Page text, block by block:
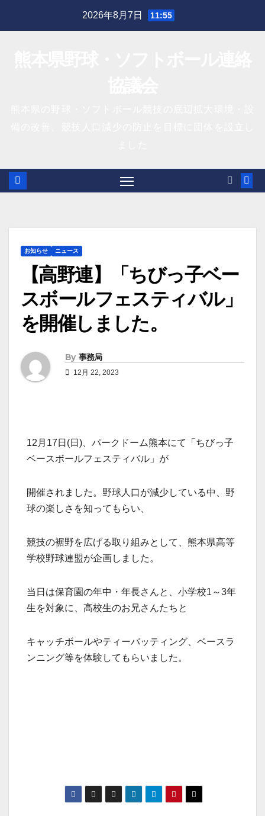
2026年8月7日 11:55
お知らせ ニュース
【高野連】「ちびっ子ベー
スボールフェスティバル」
を開催しました。
By 事務局
12月 22, 2023
12月17日(日)、パークドーム熊本にて「ちびっ子
ベースボールフェスティバル」が
開催されました。野球人口が減少している中、野
球の楽しさを知ってもらい、
競技の裾野を広げる取り組みとして、熊本県高等
学校野球連盟が企画しました。
当日は保育園の年中・年長さんと、小学校1～3年
生を対象に、高校生のお兄さんたちと
キャッチボールやティーバッティング、ベースラ
ンニング等を体験してもらいました。